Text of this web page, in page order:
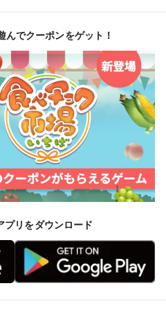
んでクーポンをゲット！
リをダウンロード